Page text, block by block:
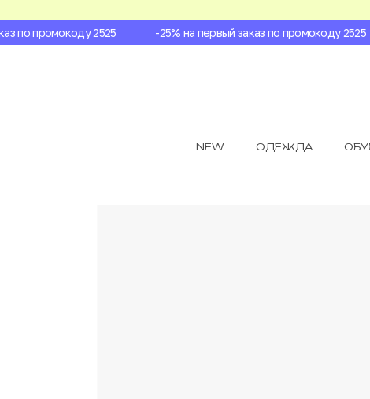
по промокоду 2525 -25% на первый заказ по промокоду 2525
NEW ОДЕЖДА